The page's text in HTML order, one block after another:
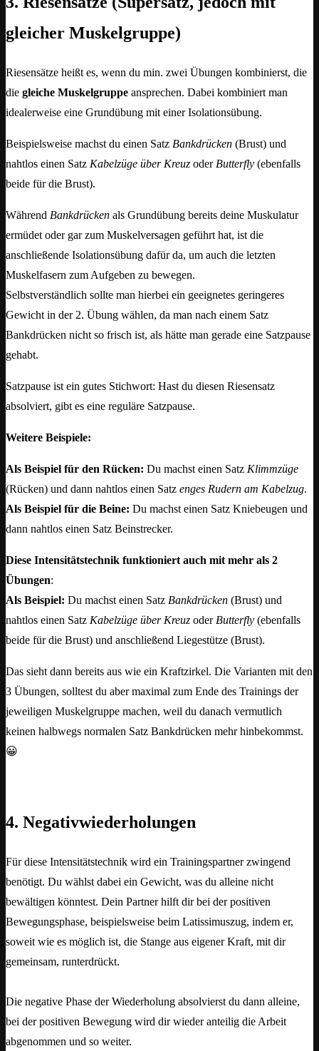
gleicher Muskelgruppe)
Riesensätze heißt es, wenn du min. zwei Übungen kombinierst, die
die gleiche Muskelgruppe ansprechen. Dabei kombiniert man
idealerweise eine Grundübung mit einer Isolationsübung.
Beispielsweise machst du einen Satz Bankdrücken (Brust) und
nahtlos einen Satz Kabelzüge über Kreuz oder Butterfly (ebenfalls
beide für die Brust).
Während Bankdrücken als Grundübung bereits deine Muskulatur
ermüdet oder gar zum Muskelversagen geführt hat, ist die
anschließende Isolationsübung dafür da, um auch die letzten
Muskelfasern zum Aufgeben zu bewegen.
Selbstverständlich sollte man hierbei ein geeignetes geringeres
Gewicht in der 2. Übung wählen, da man nach einem Satz
Bankdrücken nicht so frisch ist, als hätte man gerade eine Satzpause
gehabt.
Satzpause ist ein gutes Stichwort: Hast du diesen Riesensatz
absolviert, gibt es eine reguläre Satzpause.
Weitere Beispiele:
Als Beispiel für den Rücken: Du machst einen Satz Klimmzüge
(Rücken) und dann nahtlos einen Satz enges Rudern am Kabelzug.
Als Beispiel für die Beine: Du machst einen Satz Kniebeugen und
dann nahtlos einen Satz Beinstrecker.
Diese Intensitätstechnik funktioniert auch mit mehr als 2
Übungen:
Als Beispiel: Du machst einen Satz Bankdrücken (Brust) und
nahtlos einen Satz Kabelzüge über Kreuz oder Butterfly (ebenfalls
beide für die Brust) und anschließend Liegestütze (Brust).
Das sieht dann bereits aus wie ein Kraftzirkel. Die Varianten mit den
3 Übungen, solltest du aber maximal zum Ende des Trainings der
jeweiligen Muskelgruppe machen, weil du danach vermutlich
keinen halbwegs normalen Satz Bankdrücken mehr hinbekommst.
😀
4. Negativwiederholungen
Für diese Intensitätstechnik wird ein Trainingspartner zwingend
benötigt. Du wählst dabei ein Gewicht, was du alleine nicht
bewältigen könntest. Dein Partner hilft dir bei der positiven
Bewegungsphase, beispielsweise beim Latissimuszug, indem er,
soweit wie es möglich ist, die Stange aus eigener Kraft, mit dir
gemeinsam, runterdrückt.
Die negative Phase der Wiederholung absolvierst du dann alleine,
bei der positiven Bewegung wird dir wieder anteilig die Arbeit
abgenommen und so weiter.